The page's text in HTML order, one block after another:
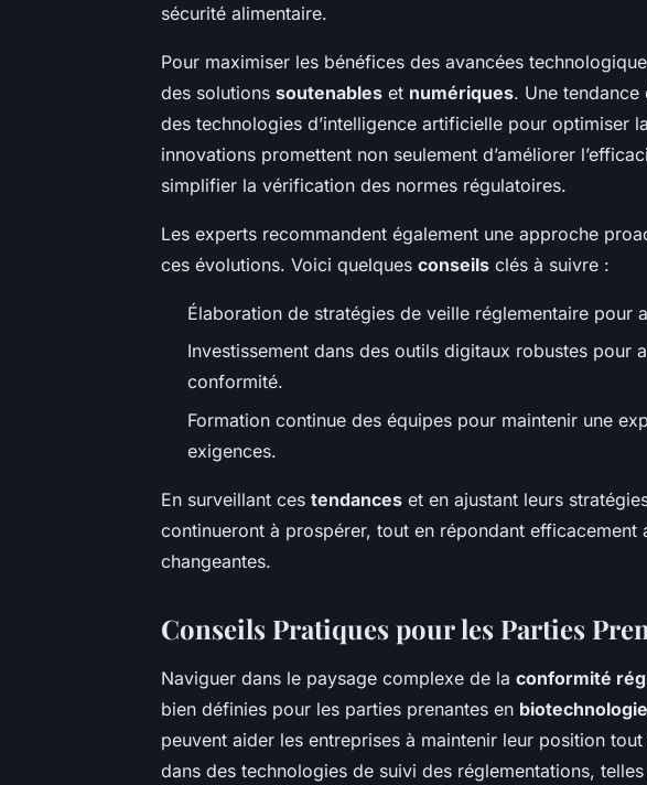
sécurité alimentaire.
Pour maximiser les bénéfices des avancées
des solutions soutenables et numériques. Une tendance
des technologies d’intelligence artificielle pour optimiser
innovations promettent non seulement d’améliorer
simplifier la vérification des normes régulatoires.
Les experts recommandent également une approche
ces évolutions. Voici quelques conseils clés à suivre :
Élaboration de stratégies de veille réglementaire pour
Investissement dans des outils digitaux robustes pour
conformité.
Formation continue des équipes pour maintenir une
exigences.
En surveillant ces tendances et en ajustant leurs
continueront à prospérer, tout en répondant efficacement
changeantes.
Conseils Pratiques pour les Parties
Naviguer dans le paysage complexe de la conformité
bien définies pour les parties prenantes en biotechnologie
peuvent aider les entreprises à maintenir leur position
dans des technologies de suivi des réglementations,